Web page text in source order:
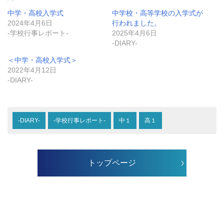
中学・高校入学式
2024年4月6日
-学校行事レポート-
中学校・高等学校の入学式が
行われました。
2025年4月6日
-DIARY-
＜中学・高校入学式＞
2022年4月12日
-DIARY-
-DIARY- -学校行事レポート- 中１ 高１
トップページ